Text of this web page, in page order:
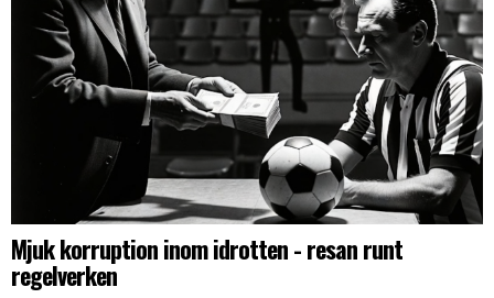
Mjuk korruption inom idrotten - resan runt
regelverken